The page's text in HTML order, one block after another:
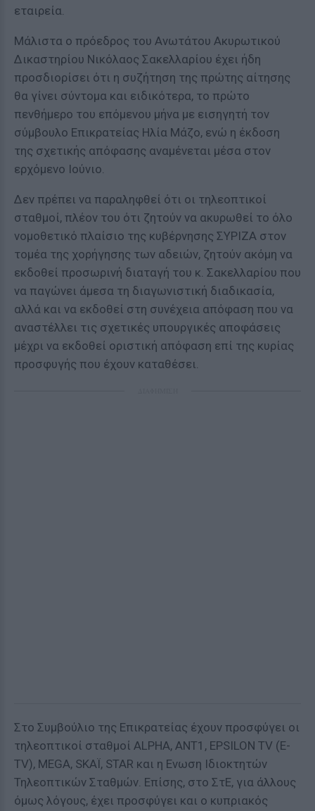
εταιρεία.
Μάλιστα ο πρόεδρος του Ανωτάτου Ακυρωτικού
Δικαστηρίου Νικόλαος Σακελλαρίου έχει ήδη
προσδιορίσει ότι η συζήτηση της πρώτης αίτησης
θα γίνει σύντομα και ειδικότερα, το πρώτο
πενθήμερο του επόμενου μήνα με εισηγητή τον
σύμβουλο Επικρατείας Ηλία Μάζο, ενώ η έκδοση
της σχετικής απόφασης αναμένεται μέσα στον
ερχόμενο Ιούνιο.
Δεν πρέπει να παραληφθεί ότι οι τηλεοπτικοί
σταθμοί, πλέον του ότι ζητούν να ακυρωθεί το όλο
νομοθετικό πλαίσιο της κυβέρνησης ΣΥΡΙΖΑ στον
τομέα της χορήγησης των αδειών, ζητούν ακόμη να
εκδοθεί προσωρινή διαταγή του κ. Σακελλαρίου που
να παγώνει άμεσα τη διαγωνιστική διαδικασία,
αλλά και να εκδοθεί στη συνέχεια απόφαση που να
αναστέλλει τις σχετικές υπουργικές αποφάσεις
μέχρι να εκδοθεί οριστική απόφαση επί της κυρίας
προσφυγής που έχουν καταθέσει.
Στο Συμβούλιο της Επικρατείας έχουν προσφύγει οι
τηλεοπτικοί σταθμοί ALPHA, ANT1, EPSILON TV (E-
TV), MEGA, SKAΪ, STAR και η Ενωση Ιδιοκτητών
Τηλεοπτικών Σταθμών. Επίσης, στο ΣτΕ, για άλλους
όμως λόγους, έχει προσφύγει και ο κυπριακός